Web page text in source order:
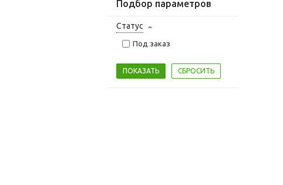
Подбор параметров
Статус
Под заказ